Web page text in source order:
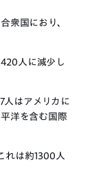
衆国におり、
人に減少し
人はアメリカに
洋を含む国際
れは約1300人